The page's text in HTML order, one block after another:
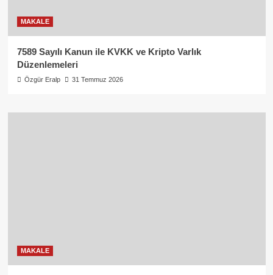
MAKALE
7589 Sayılı Kanun ile KVKK ve Kripto Varlık
Düzenlemeleri
Özgür Eralp 31 Temmuz 2026
MAKALE